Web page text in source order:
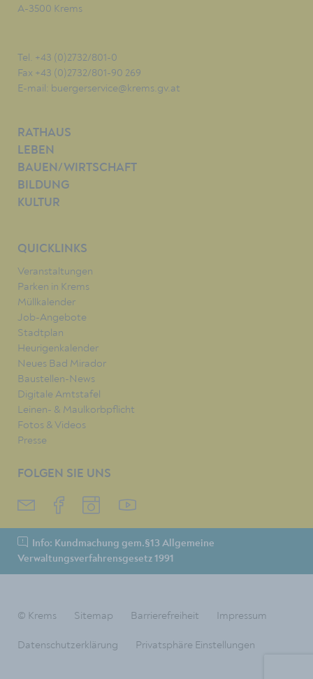
A-3500 Krems
Tel. +43 (0)2732/801-0
Fax +43 (0)2732/801-90 269
E-mail: buergerservice@krems.gv.at
RATHAUS
LEBEN
BAUEN/WIRTSCHAFT
BILDUNG
KULTUR
QUICKLINKS
Veranstaltungen
Parken in Krems
Müllkalender
Job-Angebote
Stadtplan
Heurigenkalender
Neues Bad Mirador
Baustellen-News
Digitale Amtstafel
Leinen- & Maulkorbpflicht
Fotos & Videos
Presse
FOLGEN SIE UNS
Info: Kundmachung gem.§13 Allgemeine
Verwaltungsverfahrensgesetz 1991
© Krems Sitemap Barrierefreiheit Impressum
Datenschutzerklärung Privatsphäre Einstellungen